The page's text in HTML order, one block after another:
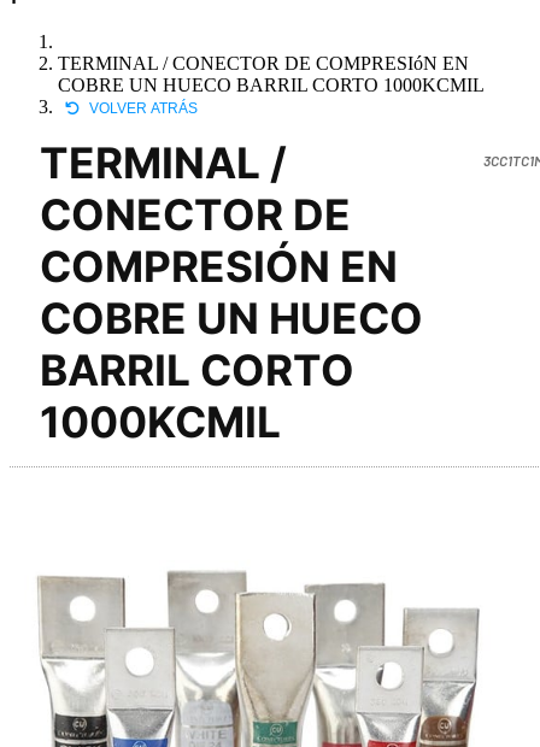
TERMINAL / CONECTOR DE COMPRESIóN EN
COBRE UN HUECO BARRIL CORTO 1000KCMIL
VOLVER ATRÁS
TERMINAL /
CONECTOR DE
COMPRESIÓN EN
COBRE UN HUECO
BARRIL CORTO
1000KCMIL